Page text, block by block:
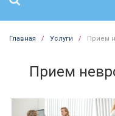
Главная / Услуги / Прием
Прием